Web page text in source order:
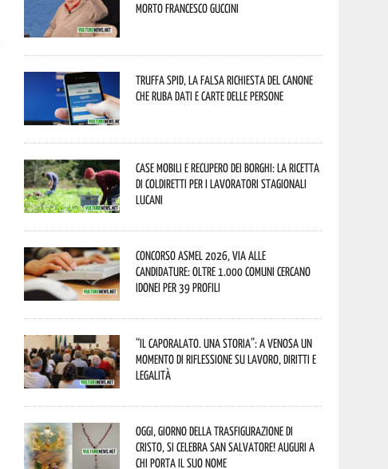
morto Francesco Guccini
Truffa Spid, la falsa richiesta del canone
che ruba dati e carte delle persone
Case mobili e recupero dei borghi: la ricetta
di Coldiretti per i lavoratori stagionali
lucani
Concorso Asmel 2026, via alle
candidature: oltre 1.000 Comuni cercano
idonei per 39 profili
“Il caporalato. Una storia”: a Venosa un
momento di riflessione su lavoro, diritti e
legalità
Oggi, giorno della Trasfigurazione di
Cristo, si celebra San Salvatore! Auguri a
chi porta il suo nome